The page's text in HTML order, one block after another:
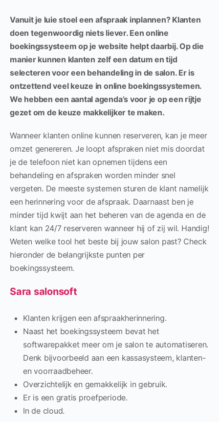
Vanuit je luie stoel een afspraak inplannen? Klanten
doen tegenwoordig niets liever. Een online
boekingssysteem op je website helpt daarbij. Op die
manier kunnen klanten zelf een datum en tijd
selecteren voor een behandeling in de salon. Er is
ontzettend veel keuze in online boekingssystemen.
We hebben een aantal agenda’s voor je op een rijtje
gezet om de keuze makkelijker te maken.
Wanneer klanten online kunnen reserveren, kan je meer
omzet genereren. Je loopt afspraken niet mis doordat
je de telefoon niet kan opnemen tijdens een
behandeling en afspraken worden minder snel
vergeten. De meeste systemen sturen de klant namelijk
een herinnering voor de afspraak. Daarnaast ben je
minder tijd kwijt aan het beheren van de agenda en de
klant kan 24/7 reserveren wanneer hij of zij wil. Handig!
Weten welke tool het beste bij jouw salon past? Check
hieronder de belangrijkste punten per
boekingssysteem.
Sara salonsoft
Klanten krijgen een afspraakherinnering.
Naast het boekingssysteem bevat het
softwarepakket meer om je salon te automatiseren.
Denk bijvoorbeeld aan een kassasysteem, klanten-
en voorraadbeheer.
Overzichtelijk en gemakkelijk in gebruik.
Er is een gratis proefperiode.
In de cloud.